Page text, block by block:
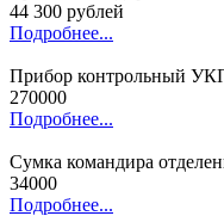
44 300 рублей
Подробнее...
Прибор контрольный
270000
Подробнее...
Сумка командира
34000
Подробнее...